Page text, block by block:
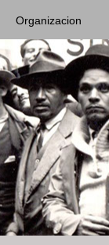
Organizacion